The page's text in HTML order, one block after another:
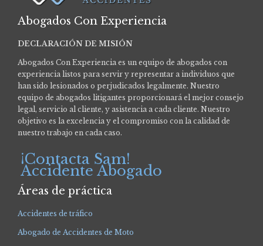
Abogados Con Experiencia
DECLARACIÓN DE MISIÓN
Abogados Con Experiencia es un equipo de abogados con
experiencia listos para servir y representar a individuos que
han sido lesionados o perjudicados legalmente. Nuestro
equipo de abogados litigantes proporcionará el mejor consejo
legal, servicio al cliente, y asistencia a cada cliente. Nuestro
objetivo es la excelencia y el compromiso con la calidad de
nuestro trabajo en cada caso.
¡Contacta Sam!
Accidente Abogado
Áreas de práctica
Accidentes de tráfico
Abogado de Accidentes de Moto